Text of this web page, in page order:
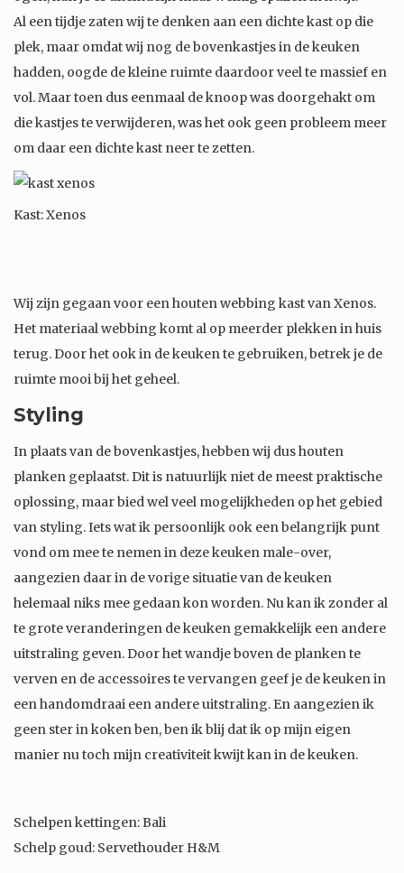
Al een tijdje zaten wij te denken aan een dichte kast op die
plek, maar omdat wij nog de bovenkastjes in de keuken
hadden, oogde de kleine ruimte daardoor veel te massief en
vol. Maar toen dus eenmaal de knoop was doorgehakt om
die kastjes te verwijderen, was het ook geen probleem meer
om daar een dichte kast neer te zetten.
Kast: Xenos
Wij zijn gegaan voor een houten webbing kast van Xenos.
Het materiaal webbing komt al op meerder plekken in huis
terug. Door het ook in de keuken te gebruiken, betrek je de
ruimte mooi bij het geheel.
Styling
In plaats van de bovenkastjes, hebben wij dus houten
planken geplaatst. Dit is natuurlijk niet de meest praktische
oplossing, maar bied wel veel mogelijkheden op het gebied
van styling. Iets wat ik persoonlijk ook een belangrijk punt
vond om mee te nemen in deze keuken male-over,
aangezien daar in de vorige situatie van de keuken
helemaal niks mee gedaan kon worden. Nu kan ik zonder al
te grote veranderingen de keuken gemakkelijk een andere
uitstraling geven. Door het wandje boven de planken te
verven en de accessoires te vervangen geef je de keuken in
een handomdraai een andere uitstraling. En aangezien ik
geen ster in koken ben, ben ik blij dat ik op mijn eigen
manier nu toch mijn creativiteit kwijt kan in de keuken.
Schelpen kettingen: Bali
Schelp goud: Servethouder H&M